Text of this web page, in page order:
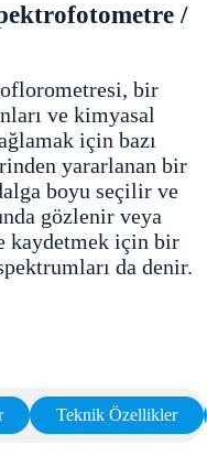
/
bir
ve kimyasal
için bazı
yararlanan bir
boyu seçilir ve
gözlenir veya
kaydetmek için bir
da denir.
Teknik Özellikler